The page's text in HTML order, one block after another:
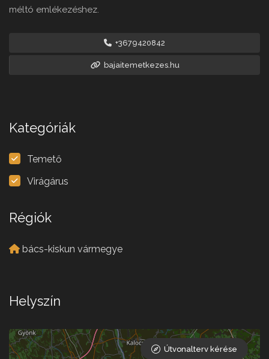
méltó emlékezéshez.
+3679420842
bajaitemetkezes.hu
Kategóriák
Temető
Virágárus
Régiók
bács-kiskun vármegye
Helyszín
Útvonalterv kérése